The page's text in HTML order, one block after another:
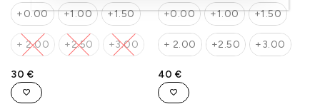
+0.00
+1.00 +1.50
+ 2.00 +2.50 +3.00
30 €
+0.00
+1.00 +1.50
+ 2.00 +2.50 +3.00
40 €